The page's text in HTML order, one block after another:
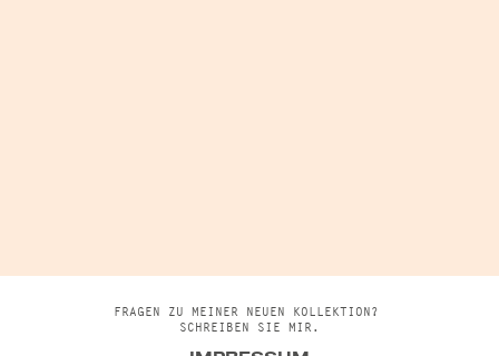
FRAGEN ZU MEINER NEUEN KOLLEKTION?
SCHREIBEN SIE MIR.